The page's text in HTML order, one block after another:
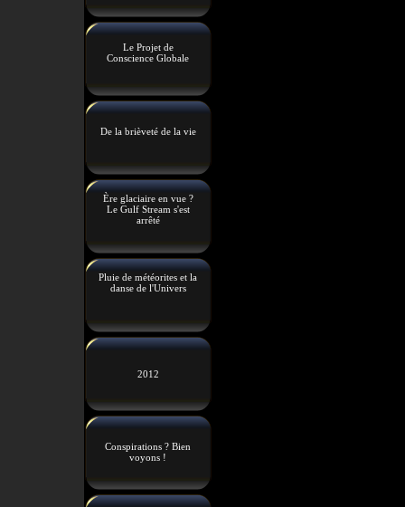
Le Projet de
Conscience Globale
De la brièveté de la vie
Ère glaciaire en vue ?
Le Gulf Stream s'est
arrêté
Pluie de météorites et la
danse de l'Univers
2012
Conspirations ? Bien
voyons !